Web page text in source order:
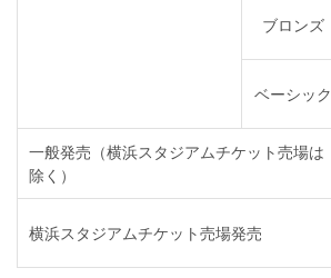
ブロンズ
ベーシック
一般発売（横浜スタジアムチケット売場は
除く）
横浜スタジアムチケット売場発売